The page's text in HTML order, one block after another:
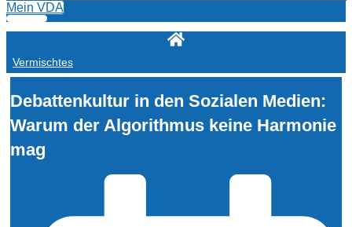
Mein VDA
Vermischtes
Debattenkultur in den Sozialen Medien:
Warum der Algorithmus keine Harmonie
mag